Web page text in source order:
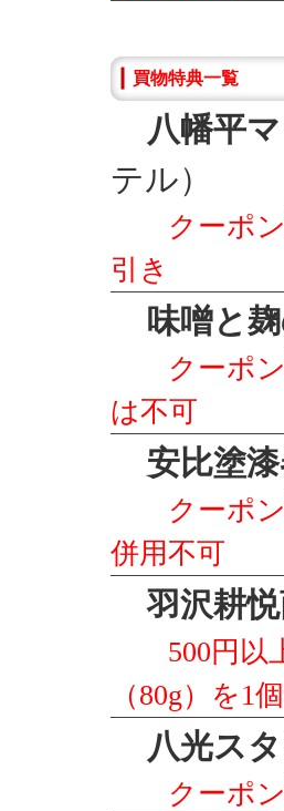
買物特典一覧
八幡平
テル）
クーポ
引き
味噌と
クーポ
は不可
安比塗
クーポ
併用不可
羽沢耕
500円以
（80g）を1
八光ス
クーポ